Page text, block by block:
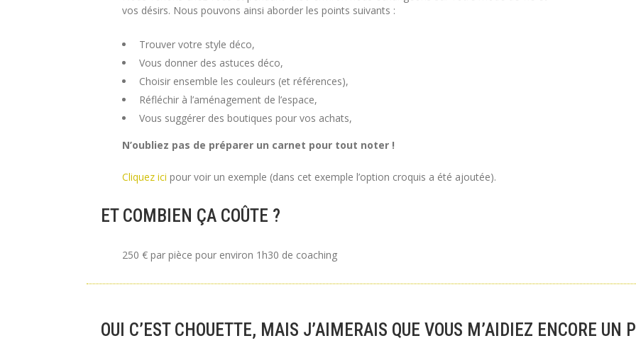
vos désirs. Nous pouvons ainsi aborder les points suivants :
Trouver votre style déco,
Vous donner des astuces déco,
Choisir ensemble les couleurs (et références),
Réfléchir à l’aménagement de l’espace,
Vous suggérer des boutiques pour vos achats,
N’oubliez pas de préparer un carnet pour tout noter !
Cliquez ici pour voir un exemple (dans cet exemple l’option croquis a été ajoutée).
ET COMBIEN ÇA COÛTE ?
250 € par pièce pour environ 1h30 de coaching
OUI C’EST CHOUETTE, MAIS J’AIMERAIS QUE VOUS M’AIDIEZ ENCORE UN